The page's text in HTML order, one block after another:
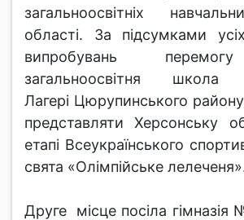
загальноосвітніх
області. За підсумками
випробувань
загальноосвітня
Лагері Цюрупинського
представляти Херсонську
етапі Всеукраїнського
свята «Олімпійське
Друге місце посіла